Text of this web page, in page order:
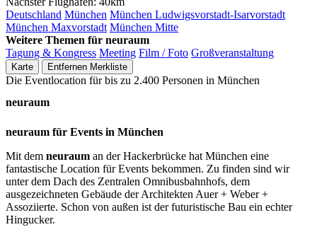
Deutschland München München Ludwigsvorstadt-Isarvorstadt
München Maxvorstadt München Mitte
Weitere Themen für neuraum
Tagung & Kongress Meeting Film / Foto Großveranstaltung
Karte Entfernen Merkliste
Die Eventlocation für bis zu 2.400 Personen in München
neuraum
neuraum für Events in München
Mit dem neuraum an der Hackerbrücke hat München eine
fantastische Location für Events bekommen. Zu finden sind wir
unter dem Dach des Zentralen Omnibusbahnhofs, dem
ausgezeichneten Gebäude der Architekten Auer + Weber +
Assoziierte. Schon von außen ist der futuristische Bau ein echter
Hingucker.